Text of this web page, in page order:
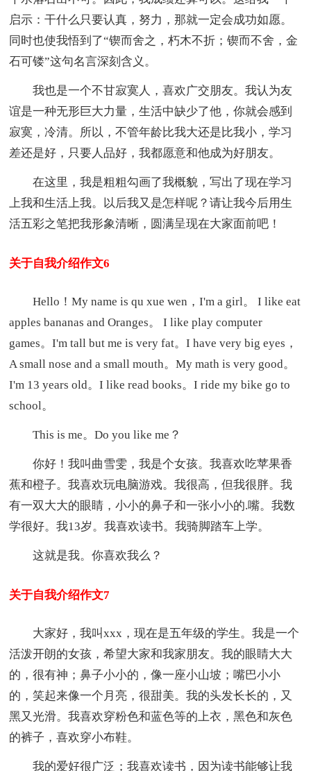
启示：干什么只要认真，努力，那就一定会成功如愿。
同时也使我悟到了“锲而舍之，朽木不折；锲而不舍，金
石可镂”这句名言深刻含义。
我也是一个不甘寂寞人，喜欢广交朋友。我认为友
谊是一种无形巨大力量，生活中缺少了他，你就会感到
寂寞，冷清。所以，不管年龄比我大还是比我小，学习
差还是好，只要人品好，我都愿意和他成为好朋友。
在这里，我是粗粗勾画了我概貌，写出了现在学习
上我和生活上我。以后我又是怎样呢？请让我今后用生
活五彩之笔把我形象清晰，圆满呈现在大家面前吧！
关于自我介绍作文6
Hello！My name is qu xue wen，I'm a girl。 I like eat
apples bananas and Oranges。 I like play computer
games。I'm tall but me is very fat。I have very big eyes，
A small nose and a small mouth。My math is very good。
I'm 13 years old。I like read books。I ride my bike go to
school。
This is me。Do you like me？
你好！我叫曲雪雯，我是个女孩。我喜欢吃苹果香
蕉和橙子。我喜欢玩电脑游戏。我很高，但我很胖。我
有一双大大的眼睛，小小的鼻子和一张小小的.嘴。我数
学很好。我13岁。我喜欢读书。我骑脚踏车上学。
这就是我。你喜欢我么？
关于自我介绍作文7
大家好，我叫xxx，现在是五年级的学生。我是一个
活泼开朗的女孩，希望大家和我家朋友。我的眼睛大大
的，很有神；鼻子小小的，像一座小山坡；嘴巴小小
的，笑起来像一个月亮，很甜美。我的头发长长的，又
黑又光滑。我喜欢穿粉色和蓝色等的上衣，黑色和灰色
的裤子，喜欢穿小布鞋。
我的爱好很广泛；我喜欢读书，因为读书能够让我